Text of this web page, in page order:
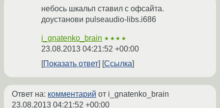
небось шкальп ставил с офсайта.
доустанови pulseaudio-libs.i686
i_gnatenko_brain ★★★★
23.08.2013 04:21:52 +00:00
Показать ответ
Ссылка
Ответ на: комментарий от i_gnatenko_brain
23.08.2013 04:21:52 +00:00